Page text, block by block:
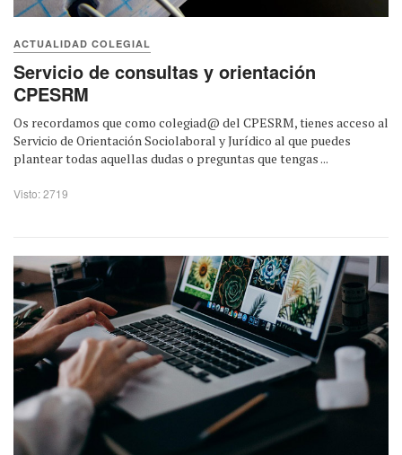
ACTUALIDAD COLEGIAL
Servicio de consultas y orientación
CPESRM
Os recordamos que como colegiad@ del CPESRM, tienes acceso al
Servicio de Orientación Sociolaboral y Jurídico al que puedes
plantear todas aquellas dudas o preguntas que tengas ...
Visto: 2719